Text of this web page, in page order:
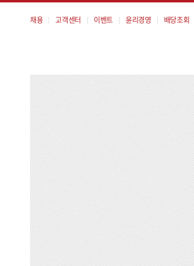
뉴
채용 고객센터 이벤트 윤리경영 배당조회